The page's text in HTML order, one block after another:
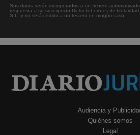
Sus datos serán incorporados a un fichero
respuesta a su suscripción Dicho fichero es de
S.L. y no será cedido a un tercero en ningún caso.
Audiencia y
Quiénes somos
Legal